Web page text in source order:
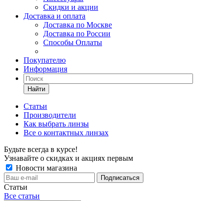
Скидки и акции
Доставка и оплата
Доставка по Москве
Доставка по России
Способы Оплаты
Покупателю
Информация
Найти
Статьи
Производители
Как выбрать линзы
Все о контактных линзах
Будьте всегда в курсе!
Узнавайте о скидках и акциях первым
Новости магазина
Статьи
Все статьи